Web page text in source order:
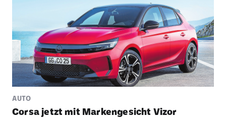
AUTO
Corsa jetzt mit Marken­ge­sicht Vizor